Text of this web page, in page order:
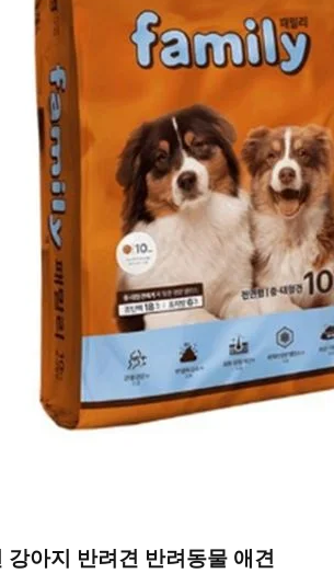
강아지 반려견 반려동물 애견